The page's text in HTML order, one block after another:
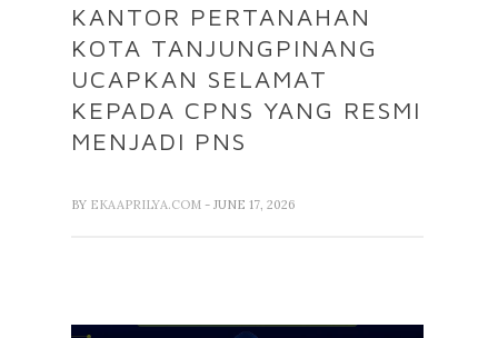
KANTOR PERTANAHAN
KOTA TANJUNGPINANG
UCAPKAN SELAMAT
KEPADA CPNS YANG RESMI
MENJADI PNS
BY EKAAPRILYA.COM - JUNE 17, 2026